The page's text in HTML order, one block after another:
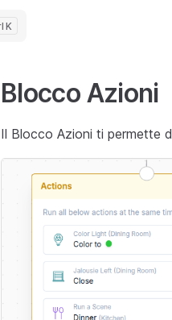
K
Blocco Azioni
Il Blocco Azioni ti permette